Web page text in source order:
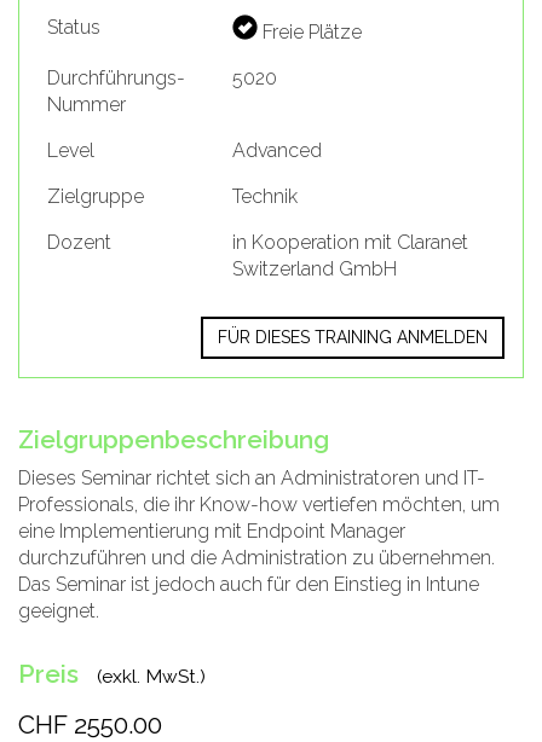
Status
Freie Plätze
Durchführungs-
Nummer
5020
Level
Advanced
Zielgruppe
Technik
Dozent
in Kooperation mit Claranet
Switzerland GmbH
FÜR DIESES TRAINING ANMELDEN
Zielgruppenbeschreibung
Dieses Seminar richtet sich an Administratoren und IT-
Professionals, die ihr Know-how vertiefen möchten, um
eine Implementierung mit Endpoint Manager
durchzuführen und die Administration zu übernehmen.
Das Seminar ist jedoch auch für den Einstieg in Intune
geeignet.
Preis (exkl. MwSt.)
CHF 2550.00